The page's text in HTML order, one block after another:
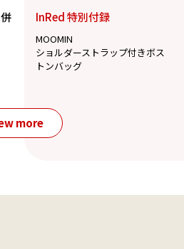
InRed 特別付録
MOOMIN
ショルダーストラップ付きボス
トンバッグ
more